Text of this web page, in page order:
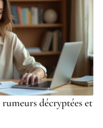
décryptées et